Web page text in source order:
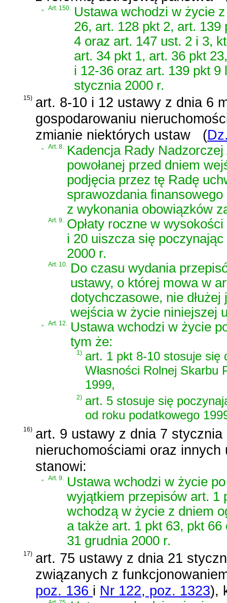
Art. 150.
Ustawa wchodzi w życie
26, art. 128 pkt 2, art.
4 oraz art. 147 ust. 2 i 3,
art. 34 pkt 1, art. 36 pkt
i 12-36 oraz art. 139 pkt
stycznia 2000 r.
15) art. 8-10 i 12 ustawy z dnia 6
gospodarowaniu
zmianie niektórych ustaw
(
„ Art. 8. Kadencja Rady
powołanej przed dniem
podjęcia przez tę Radę
sprawozdania
z wykonania obowiązków
Art. 9. Opłaty roczne w
i 20 uiszcza się poczynając
2000 r.
Art. 10. Do czasu wydania
ustawy, o której mowa w
dotychczasowe, nie
wejścia w życie niniejszej
„ Art. 12. Ustawa wchodzi w życie
tym że:
1) art. 1 pkt 8-10 stosuje się
Własności Rolnej Skarbu
1999,
2) art. 5 stosuje się
od roku podatkowego
16) art. 9 ustawy z dnia 7
nieruchomościami oraz innych
stanowi:
„ Art. 9. Ustawa wchodzi w życie
wyjątkiem przepisów art. 1
wchodzą w życie z dniem
a także art. 1 pkt 63, pkt
31 grudnia 2000 r.
17) art. 75 ustawy z dnia 21
związanych z
poz. 136 i Nr 122, poz. 1323),